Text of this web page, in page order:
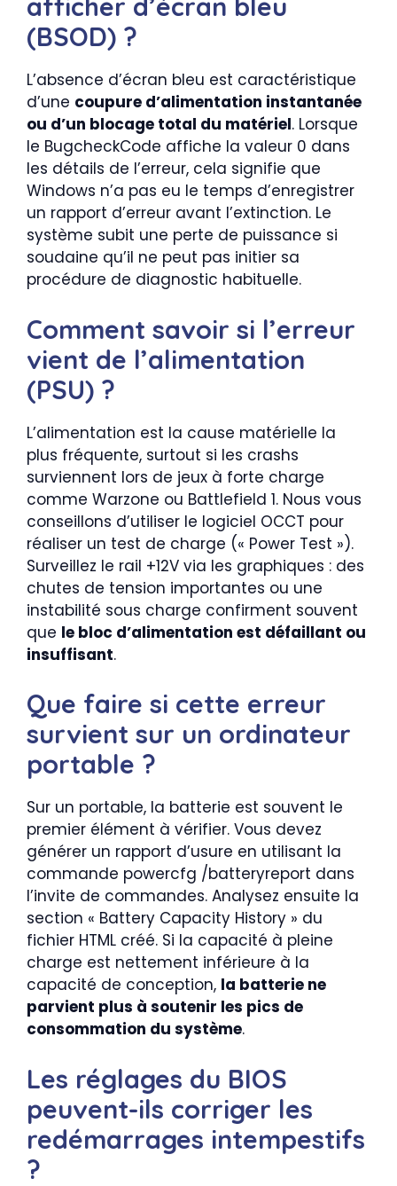
(BSOD) ?
L’absence d’écran bleu est caractéristique
d’une coupure d’alimentation instantanée
ou d’un blocage total du matériel. Lorsque
le BugcheckCode affiche la valeur 0 dans
les détails de l’erreur, cela signifie que
Windows n’a pas eu le temps d’enregistrer
un rapport d’erreur avant l’extinction. Le
système subit une perte de puissance si
soudaine qu’il ne peut pas initier sa
procédure de diagnostic habituelle.
Comment savoir si l’erreur
vient de l’alimentation
(PSU) ?
L’alimentation est la cause matérielle la
plus fréquente, surtout si les crashs
surviennent lors de jeux à forte charge
comme Warzone ou Battlefield 1. Nous vous
conseillons d’utiliser le logiciel OCCT pour
réaliser un test de charge (« Power Test »).
Surveillez le rail +12V via les graphiques : des
chutes de tension importantes ou une
instabilité sous charge confirment souvent
que le bloc d’alimentation est défaillant ou
insuffisant.
Que faire si cette erreur
survient sur un ordinateur
portable ?
Sur un portable, la batterie est souvent le
premier élément à vérifier. Vous devez
générer un rapport d’usure en utilisant la
commande powercfg /batteryreport dans
l’invite de commandes. Analysez ensuite la
section « Battery Capacity History » du
fichier HTML créé. Si la capacité à pleine
charge est nettement inférieure à la
capacité de conception, la batterie ne
parvient plus à soutenir les pics de
consommation du système.
Les réglages du BIOS
peuvent-ils corriger les
redémarrages intempestifs
?